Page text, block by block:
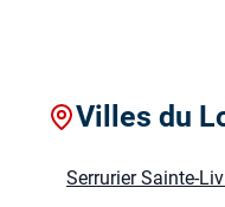
Villes du
Serrurier Sainte-